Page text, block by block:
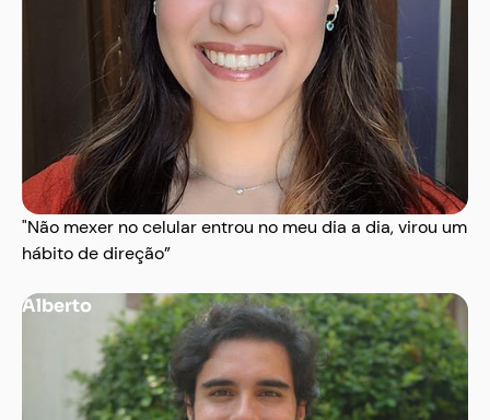
"Não mexer no celular entrou no meu dia a dia, virou um
hábito de direção”
Alberto